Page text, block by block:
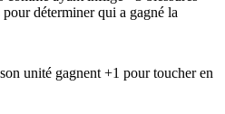
pour déterminer qui a gagné la
unité gagnent +1 pour toucher en